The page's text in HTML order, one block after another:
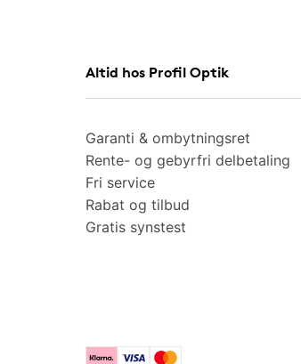
Altid hos Profil Optik
Garanti & ombytningsret
Rente- og gebyrfri delbetaling
Fri service
Rabat og tilbud
Gratis synstest
KlarnaVisa Mastercard